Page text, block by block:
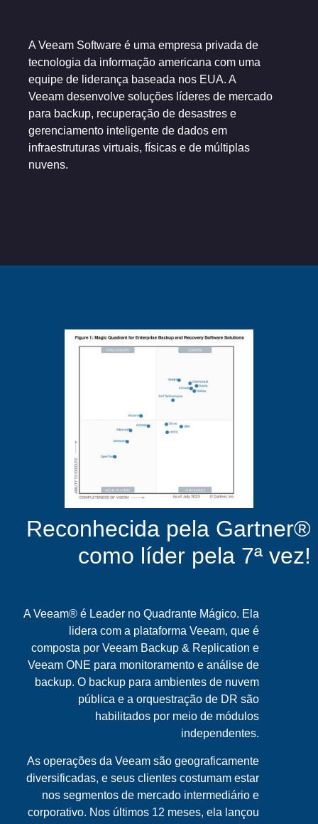
A Veeam Software é uma empresa privada de
tecnologia da informação americana com uma
equipe de liderança baseada nos EUA. A
Veeam desenvolve soluções líderes de mercado
para backup, recuperação de desastres e
gerenciamento inteligente de dados em
infraestruturas virtuais, físicas e de múltiplas
nuvens.
Reconhecida pela Gartner®
como líder pela 7ª vez!
A Veeam® é Leader no Quadrante Mágico. Ela
lidera com a plataforma Veeam, que é
composta por Veeam Backup & Replication e
Veeam ONE para monitoramento e análise de
backup. O backup para ambientes de nuvem
pública e a orquestração de DR são
habilitados por meio de módulos
independentes.
As operações da Veeam são geograficamente
diversificadas, e seus clientes costumam estar
nos segmentos de mercado intermediário e
corporativo. Nos últimos 12 meses, ela lançou